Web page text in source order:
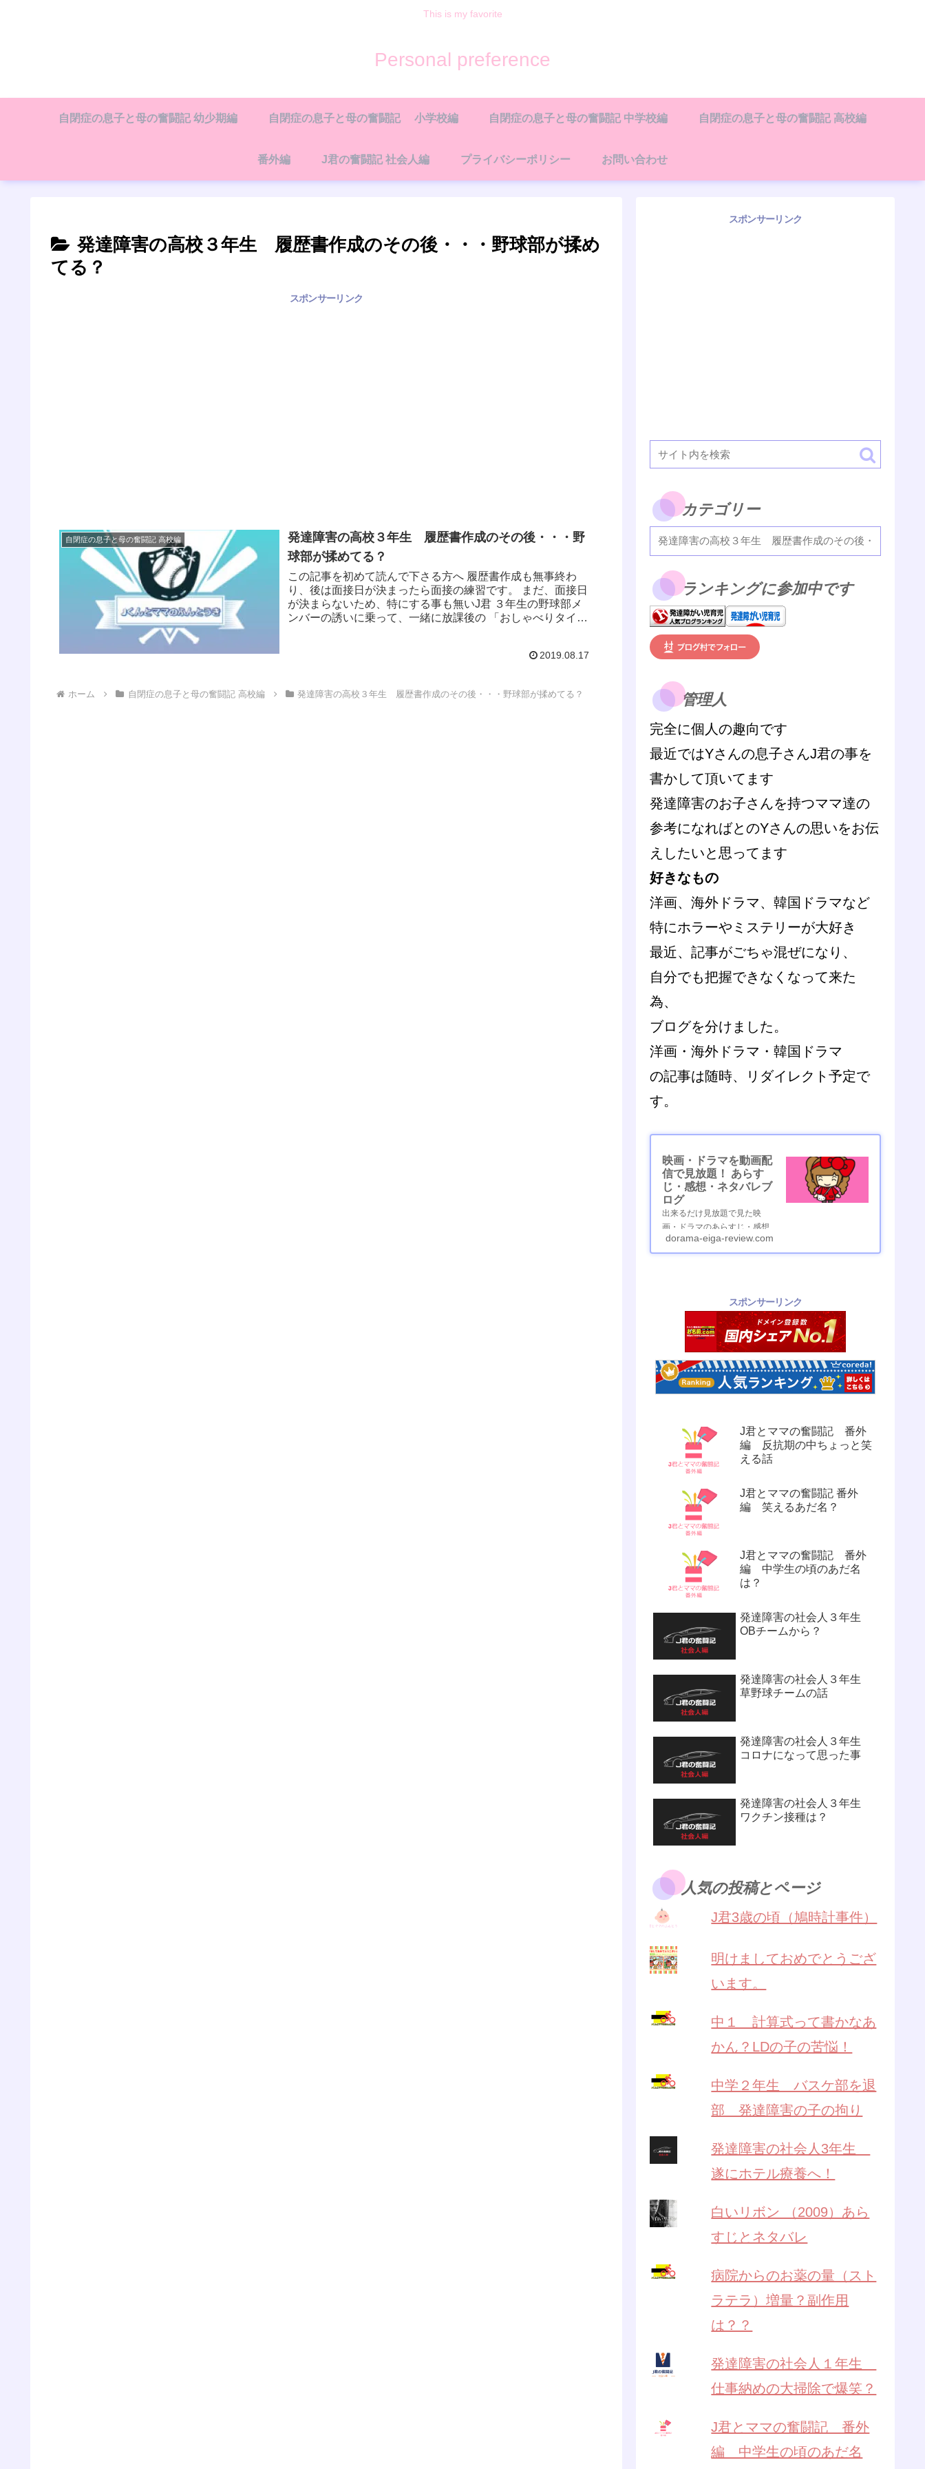
This is my favorite
Personal preference
自閉症の息子と母の奮闘記 幼少期編 自閉症の息子と母の奮闘記 小学校編 自閉症の息子と母の奮闘記 中学校編 自閉症の息子と母の奮闘記 高校編
番外編 J君の奮闘記 社会人編 プライバシーポリシー お問い合わせ
発達障害の高校３年生 履歴書作成のその後・・・野球部が揉め
てる？
スポンサーリンク
自閉症の息子と母の奮闘記 高校編
発達障害の高校３年生 履歴書作成のその後・・・野
球部が揉めてる？
この記事を初めて読んで下さる方へ 履歴書作成も無事終わ
り、後は面接日が決まったら面接の練習です。 まだ、面接日
が決まらないため、特にする事も無いJ君 ３年生の野球部メ
ンバーの誘いに乗って、一緒に放課後の 「おしゃべりタイ
2019.08.17
ホーム 自閉症の息子と母の奮闘記 高校編 発達障害の高校３年生 履歴書作成のその後・・・野球部が揉めてる？
スポンサーリンク
カテゴリー
ランキングに参加中です
管理人
完全に個人の趣向です
最近ではYさんの息子さんJ君の事を
書かして頂いてます
発達障害のお子さんを持つママ達の
参考になればとのYさんの思いをお伝
えしたいと思ってます
好きなもの
洋画、海外ドラマ、韓国ドラマなど
特にホラーやミステリーが大好き
最近、記事がごちゃ混ぜになり、
自分でも把握できなくなって来た
為、
ブログを分けました。
洋画・海外ドラマ・韓国ドラマ
の記事は随時、リダイレクト予定で
す。
映画・ドラマを動画配
信で見放題！ あらす
じ・感想・ネタバレブ
ログ
出来るだけ見放題で見た映
画・ドラマのあらすじ・感想
dorama-eiga-review.com
スポンサーリンク
J君とママの奮闘記 番外
編 反抗期の中ちょっと笑
える話
J君とママの奮闘記 番外
編 笑えるあだ名？
J君とママの奮闘記 番外
編 中学生の頃のあだ名
は？
発達障害の社会人３年生
OBチームから？
発達障害の社会人３年生
草野球チームの話
発達障害の社会人３年生
コロナになって思った事
発達障害の社会人３年生
ワクチン接種は？
人気の投稿とページ
J君3歳の頃（鳩時計事件）
明けましておめでとうござ
います。
中１ 計算式って書かなあ
かん？LDの子の苦悩！
中学２年生 バスケ部を退
部 発達障害の子の拘り
発達障害の社会人3年生
遂にホテル療養へ！
白いリボン （2009）あら
すじとネタバレ
病院からのお薬の量（スト
ラテラ）増量？副作用
は？？
発達障害の社会人１年生
仕事納めの大掃除で爆笑？
J君とママの奮闘記 番外
編 中学生の頃のあだ名